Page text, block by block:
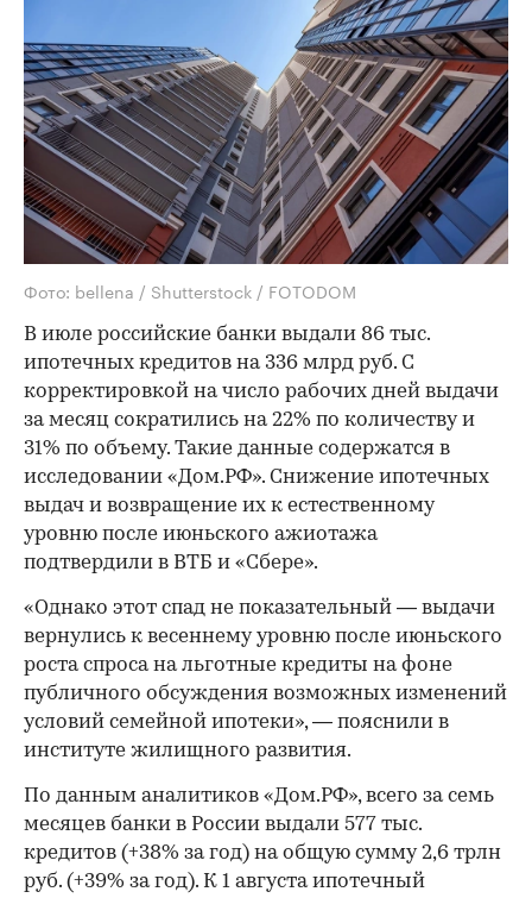
Фото: bellena / Shutterstock / FOTODOM
В июле российские банки выдали 86 тыс.
ипотечных кредитов на 336 млрд руб. С
корректировкой на число рабочих дней выдачи
за месяц сократились на 22% по количеству и
31% по объему. Такие данные содержатся в
исследовании «Дом.РФ». Снижение ипотечных
выдач и возвращение их к естественному
уровню после июньского ажиотажа
подтвердили в ВТБ и «Сбере».
«Однако этот спад не показательный — выдачи
вернулись к весеннему уровню после июньского
роста спроса на льготные кредиты на фоне
публичного обсуждения возможных изменений
условий семейной ипотеки», — пояснили в
институте жилищного развития.
По данным аналитиков «Дом.РФ», всего за семь
месяцев банки в России выдали 577 тыс.
кредитов (+38% за год) на общую сумму 2,6 трлн
руб. (+39% за год). К 1 августа ипотечный